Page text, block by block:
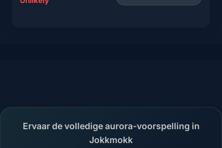
Ervaar de volledige aurora-voorspelling in
Jokkmokk